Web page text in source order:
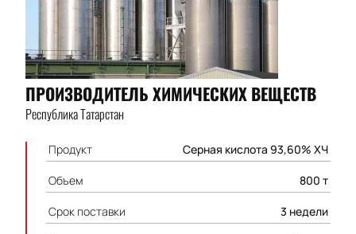
ПРОИЗВОДИТЕЛЬ ХИМИЧЕСКИХ ВЕЩЕСТВ
Республика Татарстан
Продукт Серная кислота 93,60% ХЧ
Объем 800 т
Срок поставки 3 недели